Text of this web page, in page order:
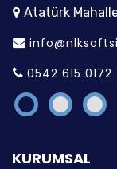
Atatürk
0542 615 0172
KURUMSAL